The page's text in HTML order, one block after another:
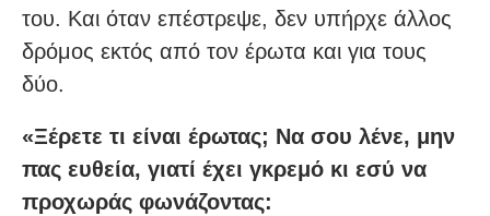
του. Και όταν επέστρεψε, δεν υπήρχε άλλος
δρόμος εκτός από τον έρωτα και για τους
δύο.
«Ξέρετε τι είναι έρωτας; Να σου λένε, μην
πας ευθεία, γιατί έχει γκρεμό κι εσύ να
προχωράς φωνάζοντας: